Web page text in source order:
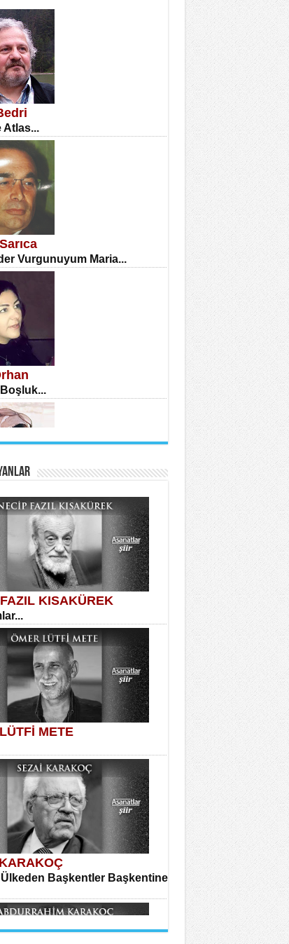
Çıkmazı...
ÜMİT ÇETİNKAYA
DİLEK ARSLAN
Günü Mahkemesi...
Arasında Kaybolan İnsan...
URFALI
Mete’nin “Gülce” Şiirini
YILDIZ
TAŞTAN
Bir Şairle...
Atlas...
Vurgunuyum Maria...
Boşluk...
Dolanan Yokuş...
Çoban
Yazgıç
KISAKÜREK
METE
Başkentler Başkentine